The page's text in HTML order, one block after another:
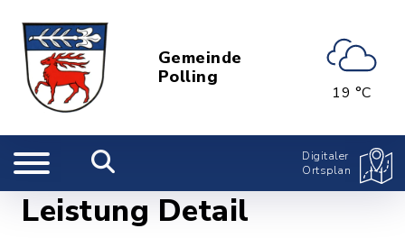
Gemeinde
Polling
19 °C
Digitaler
Ortsplan
Leistung Detail